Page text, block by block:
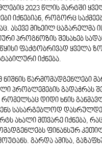
2023 წლის მარტში
იქნებიან, როგორც
ასევე მიხეილ ცაგარელმა
პროგნოზის შესახებ
ფაქტობრივად ყველა
იქნება.
ნიშნის წარმომადგენლები
პრობლემების გადაჭრას
რომელსაც დიდი ხნის
სასარგებლოდ
ახალი მთვარე იქნება,
ფინანსურ
გარდა ამისა,